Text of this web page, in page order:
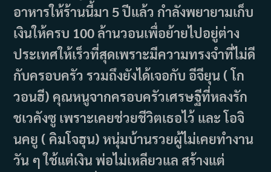
อาหารให้ร้านนี้มา 5 ปีแล้ว กำลังพยายามเก็บ
เงินให้ครบ 100 ล้านวอนเพื่อย้ายไปอยู่ต่าง
ประเทศให้เร็วที่สุดเพราะมีความทรงจำที่ไม่ดี
กับครอบครัว รวมถึงยังได้เจอกับ อีจียุน ( โก
วอนฮี) คุณหนูจากครอบครัวเศรษฐีที่หลงรัก
ชเวคังซู เพราะเคยช่วยชีวิตเธอไว้ และ โอจิ
นคยู ( คิมโจฮุน) หนุ่มบ้านรวยผู้ไม่เคยทำงาน
วัน ๆ ใช้แต่เงิน พ่อไม่เหลียวแล สร้างแต่